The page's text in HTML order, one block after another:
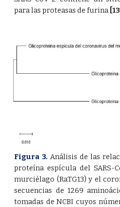
para las proteasas de furina [13
Figura 3. Análisis de las
proteína espícula del SARS-
murciélago (RaTG13) y el
secuencias de 1269
tomadas de NCBI cuyos